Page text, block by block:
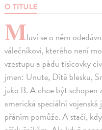
O TITULE
Mluví se o něm
válečníkovi, kterého není
vzestupu a pádu tisícovky
jmen: Unute, Dítě blesku,
jako B. A chce být schopen
americká speciální
přáním pomůže. A stačí,